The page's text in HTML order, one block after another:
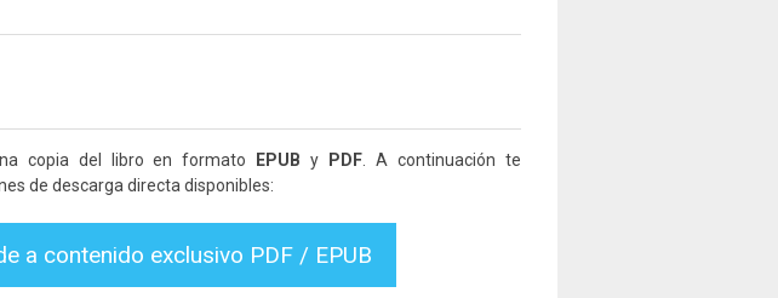
copia del libro en formato EPUB y PDF . A continuación te
de descarga directa disponibles:
a contenido exclusivo PDF / EPUB